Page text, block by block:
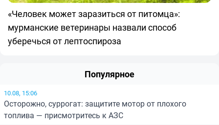
«Человек может заразиться от питомца»:
мурманские ветеринары назвали способ
уберечься от лептоспироза
Популярное
10.08, 15:06
Осторожно, суррогат: защитите мотор от плохого
топлива — присмотритесь к АЗС